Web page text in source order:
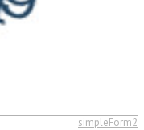
simpleForm2